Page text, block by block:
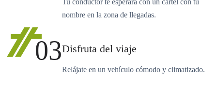
nombre en la zona de llegadas.
03Disfruta del viaje
Relájate en un vehículo cómodo y climatizado.